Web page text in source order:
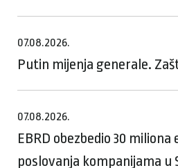
07.08.2026.
Putin mijenja generale.
07.08.2026.
EBRD obezbedio 30
poslovanja kompanijama u